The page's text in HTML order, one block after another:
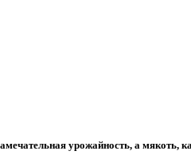
урожайность, а мякоть,